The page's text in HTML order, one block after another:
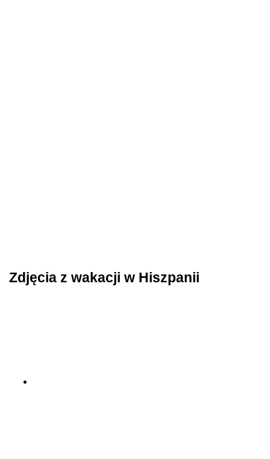
Zdjęcia z wakacji w Hiszpanii